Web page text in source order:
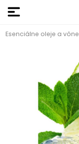
Esenciálne oleje a vône